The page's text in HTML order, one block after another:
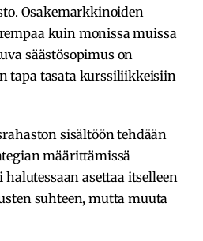
Osakemarkkinoiden
kuin monissa muissa
säästösopimus on
tapa tasata kurssiliikkeisiin
sisältöön tehdään
määrittämissä
halutessaan asettaa itselleen
suhteen, mutta muuta